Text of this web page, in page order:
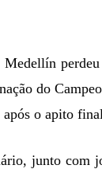
do
o apito
junto com